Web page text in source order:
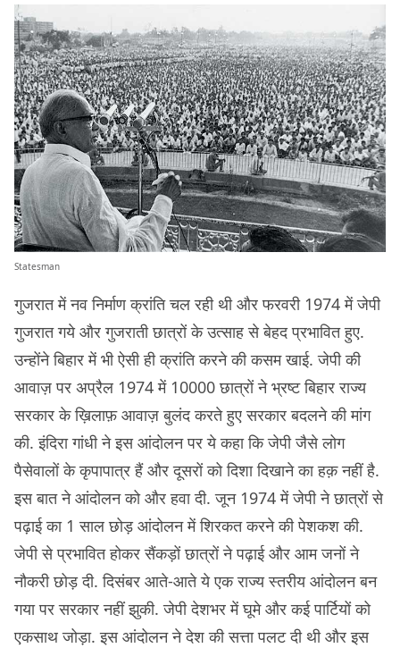
Statesman
गुजरात में नव निर्माण क्रांति चल रही थी और फरवरी 1974 में जेपी
गुजरात गये और गुजराती छात्रों के उत्साह से बेहद प्रभावित हुए.
उन्होंने बिहार में भी ऐसी ही क्रांति करने की कसम खाई. जेपी की
आवाज़ पर अप्रैल 1974 में 10000 छात्रों ने भ्रष्ट बिहार राज्य
सरकार के ख़िलाफ़ आवाज़ बुलंद करते हुए सरकार बदलने की मांग
की. इंदिरा गांधी ने इस आंदोलन पर ये कहा कि जेपी जैसे लोग
पैसेवालों के कृपापात्र हैं और दूसरों को दिशा दिखाने का हक़ नहीं है.
इस बात ने आंदोलन को और हवा दी. जून 1974 में जेपी ने छात्रों से
पढ़ाई का 1 साल छोड़ आंदोलन में शिरकत करने की पेशकश की.
जेपी से प्रभावित होकर सैंकड़ों छात्रों ने पढ़ाई और आम जनों ने
नौकरी छोड़ दी. दिसंबर आते-आते ये एक राज्य स्तरीय आंदोलन बन
गया पर सरकार नहीं झुकी. जेपी देशभर में घूमे और कई पार्टियों को
एकसाथ जोड़ा. इस आंदोलन ने देश की सत्ता पलट दी थी और इस